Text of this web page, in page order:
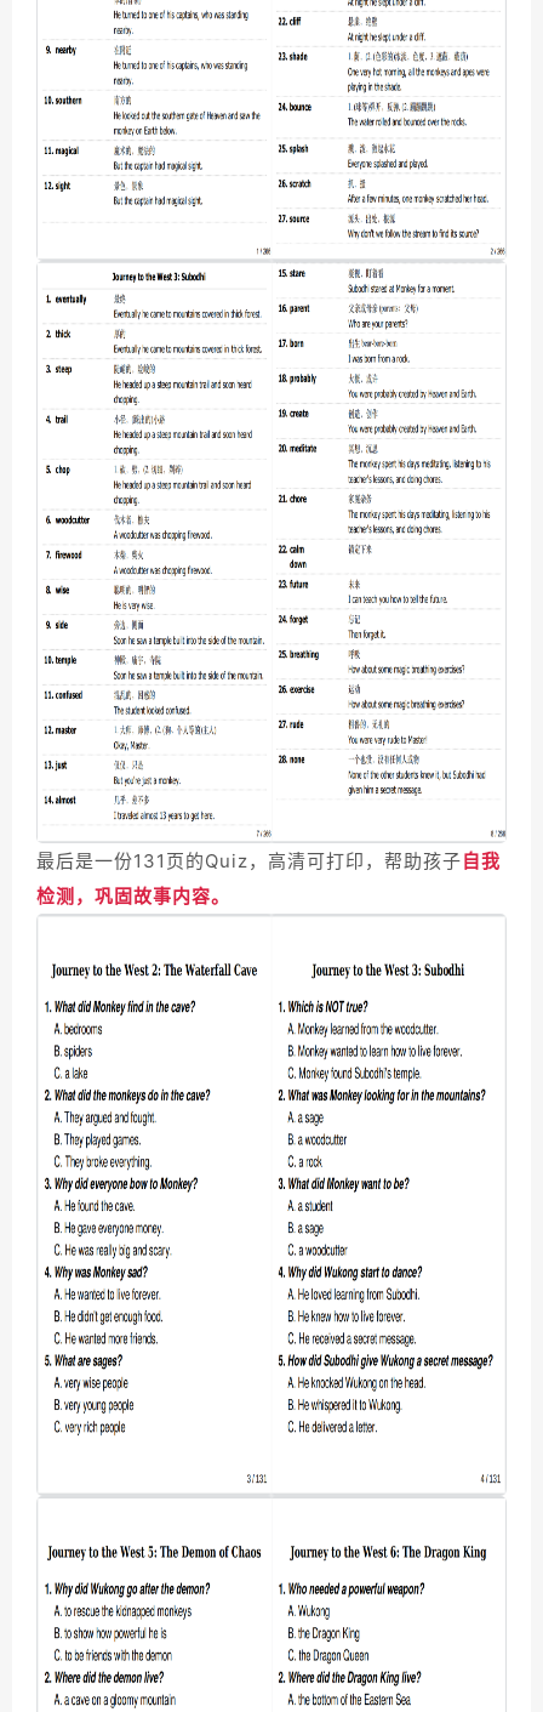
最后是一份131页的Quiz，高清可打印，帮助孩子自我
检测，巩固故事内容。